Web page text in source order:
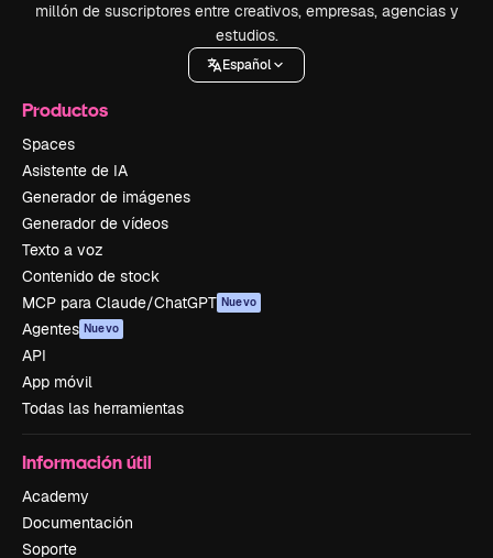
millón de suscriptores entre creativos, empresas, agencias y
estudios.
Español
Productos
Spaces
Asistente de IA
Generador de imágenes
Generador de vídeos
Texto a voz
Contenido de stock
MCP para Claude/ChatGPT Nuevo
Agentes Nuevo
API
App móvil
Todas las herramientas
Información útil
Academy
Documentación
Soporte